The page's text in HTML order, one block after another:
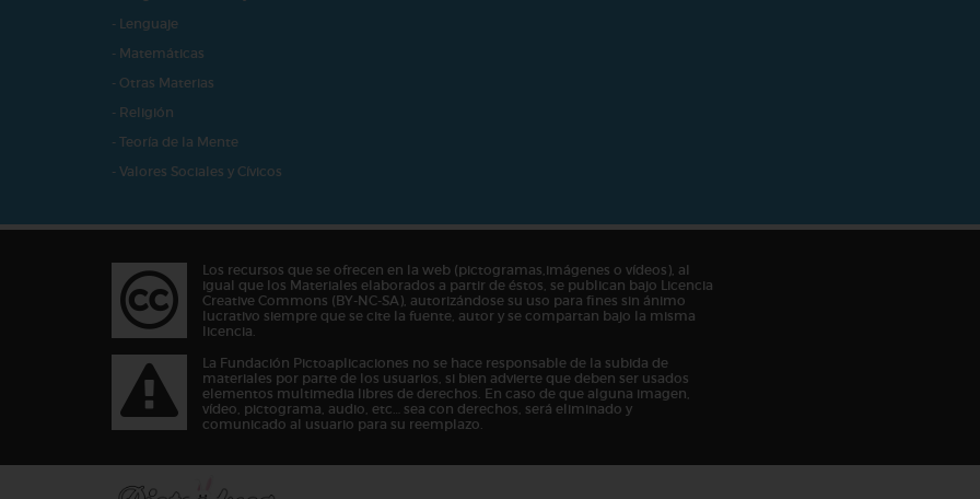
- Lenguaje
- Matemáticas
- Otras Materias
- Religión
- Teoría de la Mente
- Valores Sociales y Cívicos
Los recursos que se ofrecen en la web (pictogramas,imágenes o vídeos), al
igual que los Materiales elaborados a partir de éstos, se publican bajo Licencia
Creative Commons (BY-NC-SA), autorizándose su uso para fines sin ánimo
lucrativo siempre que se cite la fuente, autor y se compartan bajo la misma
licencia.
La Fundación Pictoaplicaciones no se hace responsable de la subida de
materiales por parte de los usuarios, si bien advierte que deben ser usados
elementos multimedia libres de derechos. En caso de que alguna imagen,
vídeo, pictograma, audio, etc… sea con derechos, será eliminado y
comunicado al usuario para su reemplazo.